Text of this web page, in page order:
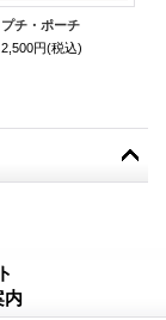
プチ・ポーチ
2,500円(税込)
内